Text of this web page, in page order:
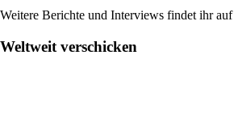
Weitere Berichte und Interviews findet ihr auf
Weltweit verschicken